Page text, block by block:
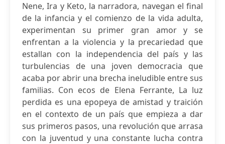
Nene, Ira y Keto, la narradora, navegan el final
de la infancia y el comienzo de la vida adulta,
experimentan su primer gran amor y se
enfrentan a la violencia y la precariedad que
estallan con la independencia del país y las
turbulencias de una joven democracia que
acaba por abrir una brecha ineludible entre sus
familias. Con ecos de Elena Ferrante, La luz
perdida es una epopeya de amistad y traición
en el contexto de un país que empieza a dar
sus primeros pasos, una revolución que arrasa
con la juventud y una constante lucha contra